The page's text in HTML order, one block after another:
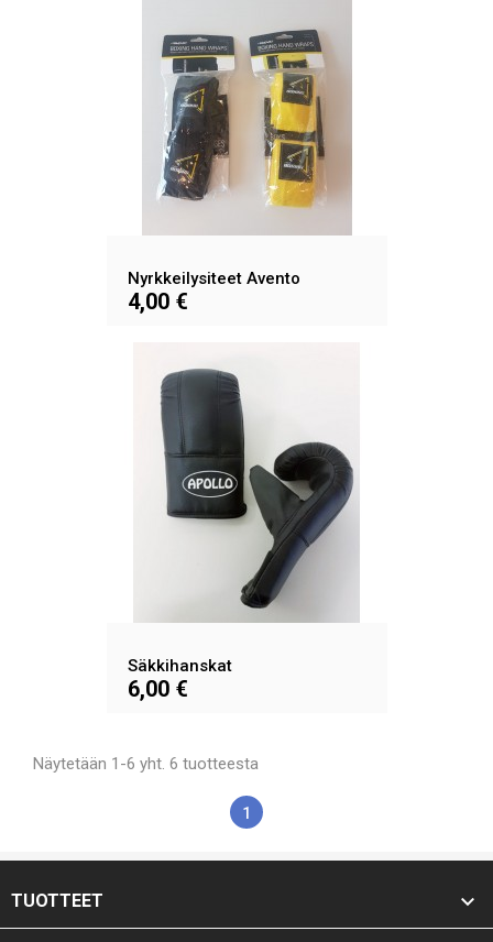
Nyrkkeilysiteet Avento
4,00 €
Säkkihanskat
6,00 €
Näytetään 1-6 yht. 6 tuotteesta
1
TUOTTEET 